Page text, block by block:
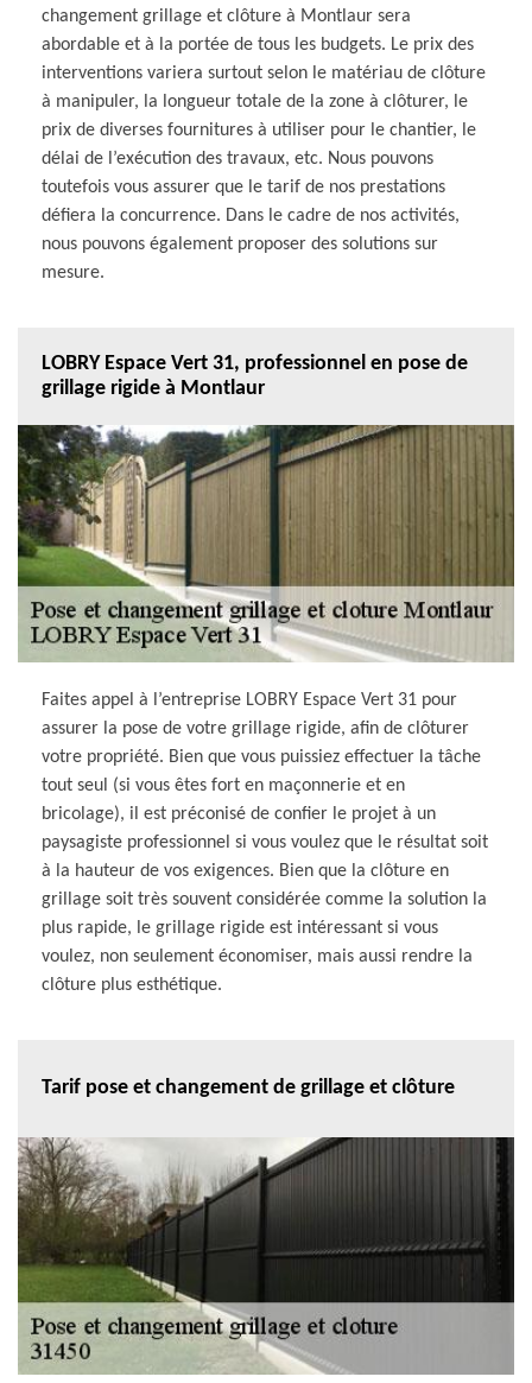
changement grillage et clôture à Montlaur sera
abordable et à la portée de tous les budgets. Le prix des
interventions variera surtout selon le matériau de clôture
à manipuler, la longueur totale de la zone à clôturer, le
prix de diverses fournitures à utiliser pour le chantier, le
délai de l’exécution des travaux, etc. Nous pouvons
toutefois vous assurer que le tarif de nos prestations
défiera la concurrence. Dans le cadre de nos activités,
nous pouvons également proposer des solutions sur
mesure.
LOBRY Espace Vert 31, professionnel en pose de
grillage rigide à Montlaur
Faites appel à l’entreprise LOBRY Espace Vert 31 pour
assurer la pose de votre grillage rigide, afin de clôturer
votre propriété. Bien que vous puissiez effectuer la tâche
tout seul (si vous êtes fort en maçonnerie et en
bricolage), il est préconisé de confier le projet à un
paysagiste professionnel si vous voulez que le résultat soit
à la hauteur de vos exigences. Bien que la clôture en
grillage soit très souvent considérée comme la solution la
plus rapide, le grillage rigide est intéressant si vous
voulez, non seulement économiser, mais aussi rendre la
clôture plus esthétique.
Tarif pose et changement de grillage et clôture